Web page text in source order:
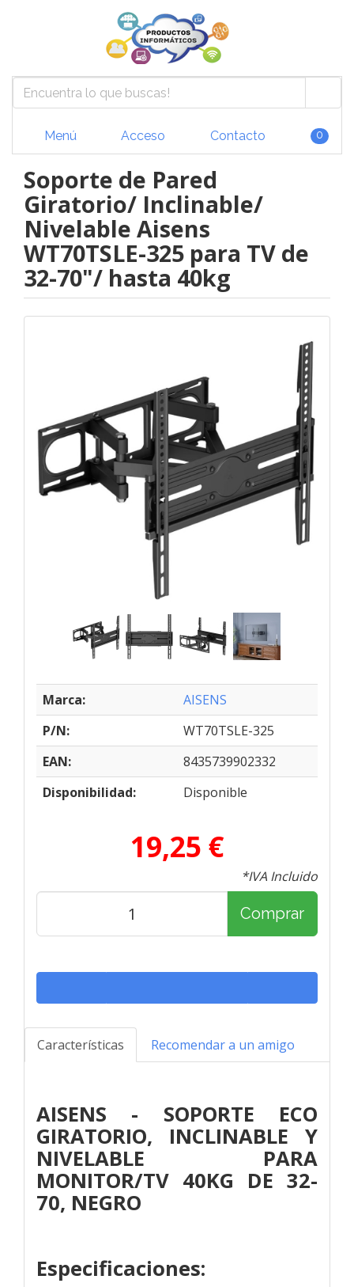
Menú Acceso Contacto 0
Soporte de Pared
Giratorio/ Inclinable/
Nivelable Aisens
WT70TSLE-325 para TV de
32-70"/ hasta 40kg
Marca:
AISENS
P/N:
WT70TSLE-325
EAN:
8435739902332
Disponibilidad:
Disponible
19,25 €
*IVA Incluido
Comprar
Características Recomendar a un amigo
AISENS - SOPORTE ECO
GIRATORIO, INCLINABLE Y
NIVELABLE PARA
MONITOR/TV 40KG DE 32-
70, NEGRO
Especificaciones: